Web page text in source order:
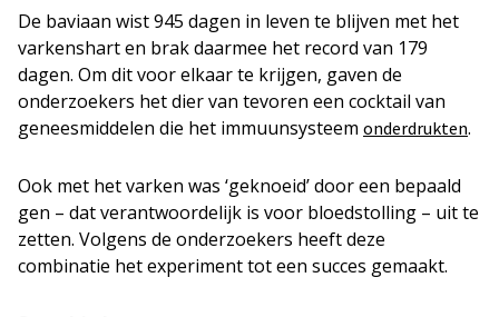
De baviaan wist 945 dagen in leven te blijven met het
varkenshart en brak daarmee het record van 179
dagen. Om dit voor elkaar te krijgen, gaven de
onderzoekers het dier van tevoren een cocktail van
geneesmiddelen die het immuunsysteem onderdrukten.
Ook met het varken was ‘geknoeid’ door een bepaald
gen – dat verantwoordelijk is voor bloedstolling – uit te
zetten. Volgens de onderzoekers heeft deze
combinatie het experiment tot een succes gemaakt.